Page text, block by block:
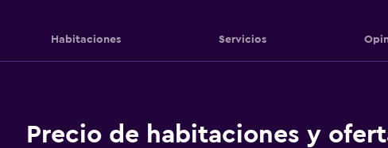
Habitaciones Servicios
Precio de habitaciones y